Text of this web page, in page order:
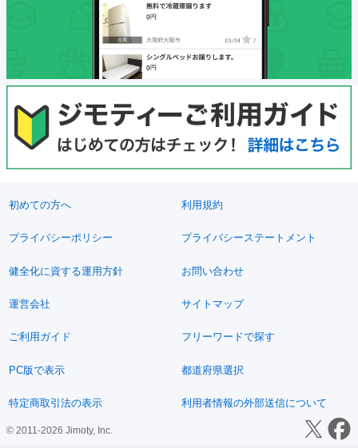
初めての方へ 利用規約
プライバシーポリシー プライバシーステートメント
健全化に資する運用方針 お問い合わせ
運営会社 サイトマップ
ご利用ガイド フリーワードで探す
PC版で表示 都道府県選択
特定商取引法の表示 利用者情報の外部送信について
© 2011-2026 Jimoty, Inc.